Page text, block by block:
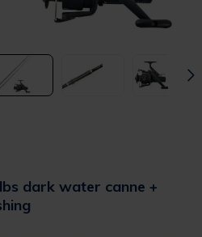
dark water canne +
Rating